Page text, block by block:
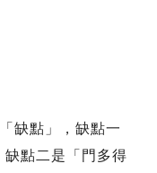
缺點」，缺點一
缺點二是「門多得